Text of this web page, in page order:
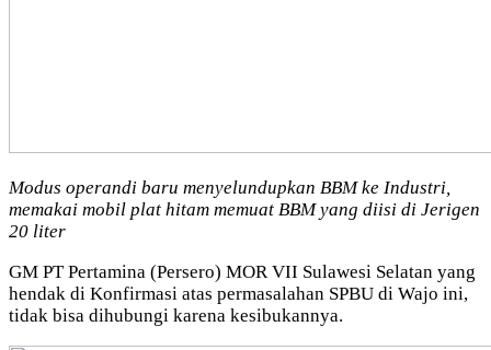
Modus operandi baru menyelundupkan BBM ke Industri,
memakai mobil plat hitam memuat BBM yang diisi di Jerigen
20 liter
GM PT Pertamina (Persero) MOR VII Sulawesi Selatan yang
hendak di Konfirmasi atas permasalahan SPBU di Wajo ini,
tidak bisa dihubungi karena kesibukannya.